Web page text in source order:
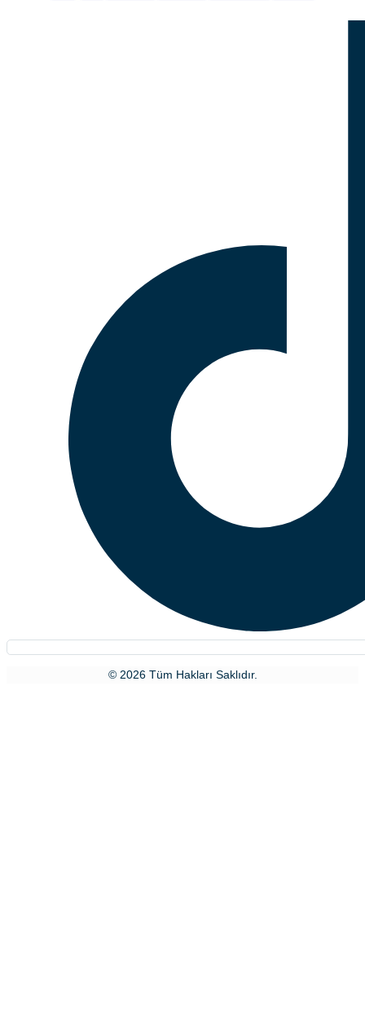
© 2026 Tüm Hakları Saklıdır.